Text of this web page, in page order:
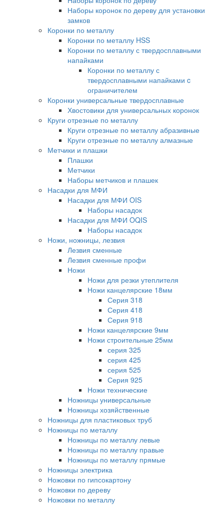
Наборы коронок по дереву для установки
замков
Коронки по металлу
Коронки по металлу HSS
Коронки по металлу с твердосплавными
напайками
Коронки по металлу с
твердосплавными напайками c
ограничителем
Коронки универсальные твердосплавные
Хвостовики для универсальных коронок
Круги отрезные по металлу
Круги отрезные по металлу абразивные
Круги отрезные по металлу алмазные
Метчики и плашки
Плашки
Метчики
Наборы метчиков и плашек
Насадки для МФИ
Насадки для МФИ OIS
Наборы насадок
Насадки для МФИ OQIS
Наборы насадок
Ножи, ножницы, лезвия
Лезвия сменные
Лезвия сменные профи
Ножи
Ножи для резки утеплителя
Ножи канцелярские 18мм
Серия 318
Серия 418
Серия 918
Ножи канцелярские 9мм
Ножи строительные 25мм
серия 325
серия 425
серия 525
Серия 925
Ножи технические
Ножницы универсальные
Ножницы хозяйственные
Ножницы для пластиковых труб
Ножницы по металлу
Ножницы по металлу левые
Ножницы по металлу правые
Ножницы по металлу прямые
Ножницы электрика
Ножовки по гипсокартону
Ножовки по дереву
Ножовки по металлу